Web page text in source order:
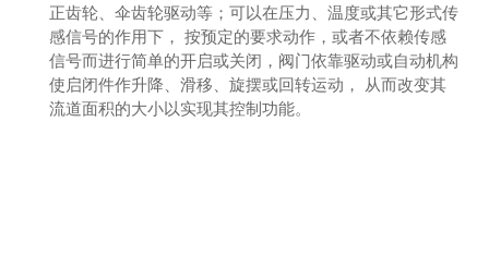
正齿轮、伞齿轮驱动等；可以在压力、温度或其它形式传
感信号的作用下， 按预定的要求动作，或者不依赖传感
信号而进行简单的开启或关闭，阀门依靠驱动或自动机构
使启闭件作升降、滑移、旋摆或回转运动， 从而改变其
流道面积的大小以实现其控制功能。